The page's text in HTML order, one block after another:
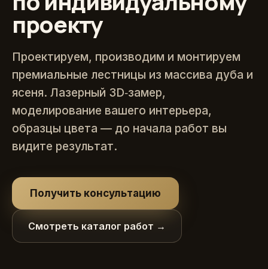
проекту
Проектируем, производим и монтируем
премиальные лестницы из массива дуба и
ясеня. Лазерный 3D‑замер,
моделирование вашего интерьера,
образцы цвета — до начала работ вы
видите результат.
Получить консультацию
Смотреть каталог работ →